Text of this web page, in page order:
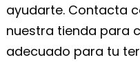
ayudarte. Contacta
nuestra tienda para
adecuado para tu